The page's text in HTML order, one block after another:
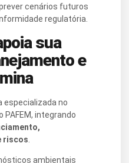
cenários futuros
regulatória.
sua
e
especializada no
integrando
riscos
ambientais